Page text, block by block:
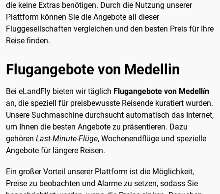
die keine Extras benötigen. Durch die Nutzung unserer
Plattform können Sie die Angebote all dieser
Fluggesellschaften vergleichen und den besten Preis für Ihre
Reise finden.
Flugangebote von Medellin
Bei eLandFly bieten wir täglich Flugangebote von Medellín
an, die speziell für preisbewusste Reisende kuratiert wurden.
Unsere Suchmaschine durchsucht automatisch das Internet,
um Ihnen die besten Angebote zu präsentieren. Dazu
gehören Last-Minute-Flüge, Wochenendflüge und spezielle
Angebote für längere Reisen.
Ein großer Vorteil unserer Plattform ist die Möglichkeit,
Preise zu beobachten und Alarme zu setzen, sodass Sie